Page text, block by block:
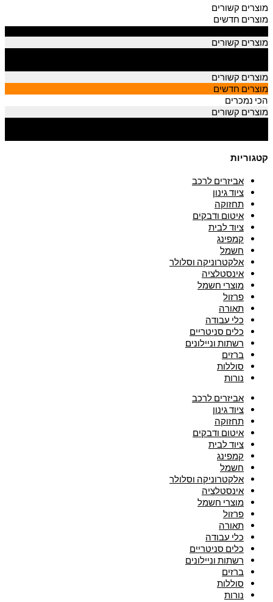
מוצרים קשורים
מוצרים חדשים
מוצרים קשורים
מוצרים קשורים
מוצרים חדשים
הכי נמכרים
מוצרים קשורים
קטגוריות
אביזרים לרכב
ציוד גינון
תחזוקה
איטום ודבקים
ציוד לבית
קמפינג
חשמל
אלקטרוניקה וסלולר
אינסטלציה
מוצרי חשמל
פרזול
תאורה
כלי עבודה
כלים סניטריים
רשתות וניילונים
ברזים
סוללות
נורות
אביזרים לרכב
ציוד גינון
תחזוקה
איטום ודבקים
ציוד לבית
קמפינג
חשמל
אלקטרוניקה וסלולר
אינסטלציה
מוצרי חשמל
פרזול
תאורה
כלי עבודה
כלים סניטריים
רשתות וניילונים
ברזים
סוללות
נורות